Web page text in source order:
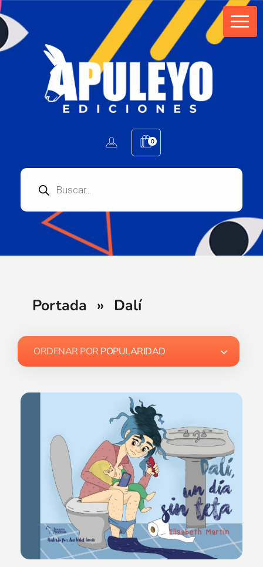
0
Portada » Dalí
ORDENAR POR POPULARIDAD